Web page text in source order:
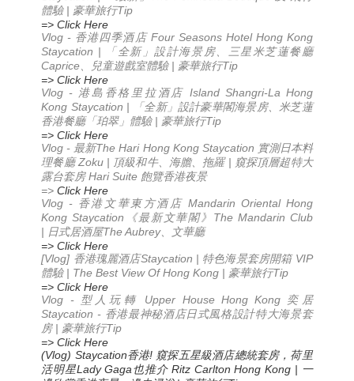
體驗 | 豪華旅行Tip
=> Click Here
Vlog - 香港四季酒店 Four Seasons Hotel Hong Kong
Staycation | 「全新」設計海景房、三星米芝蓮餐廳
Caprice、兒童遊戲室體驗 | 豪華旅行Tip
=> Click Here
Vlog - 港島香格里拉酒店 Island Shangri-La Hong
Kong Staycation | 「全新」設計豪華閣海景房、米芝蓮
香港餐廳「珀翠」體驗 | 豪華旅行Tip
=> Click Here
Vlog - 最新The Hari Hong Kong Staycation 實測日本料
理餐廳Zoku | 頂級和牛、海膽、拖羅| 窺探頂層超特大
露台套房Hari Suite 飽覽香港夜景
=>Click Here
Vlog - 香港文華東方酒店 Mandarin Oriental Hong
Kong Staycation 《最新文華閣》 The Mandarin Club
| 日式居酒屋The Aubrey、文華廳
=> Click Here
[Vlog] 香港瑰麗酒店Staycation | 特色海景套房開箱VIP
體驗| The Best View Of Hong Kong | 豪華旅行Tip
=> Click Here
Vlog -
型人玩轉 Upper House Hong Kong 奕居
Staycation - 香港最神秘酒店日式風格設計特大海景套
房| 豪華旅行Tip
=> Click Here
(Vlog) Staycation香港! 窺探五星級酒店總統套房，荷里
活明星Lady Gaga 也推介Ritz Carlton Hong Kong | 一